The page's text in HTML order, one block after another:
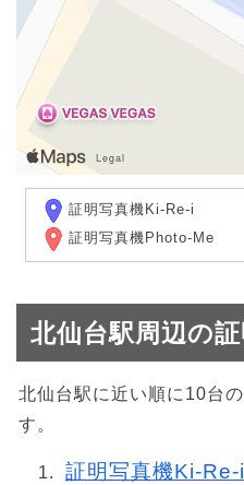
証明写真機Ki-Re-i
証明写真機Photo-Me
北仙台駅周辺の
北仙台駅に近い順に10台
す。
証明写真機Ki-